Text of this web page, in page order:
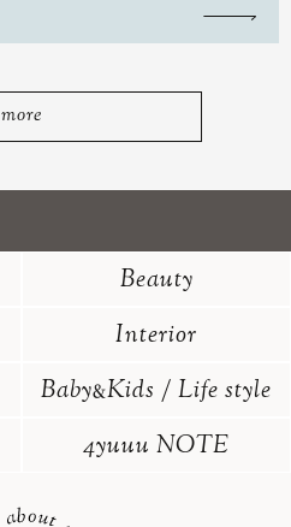
more
Beauty
Interior
Baby&Kids / Life style
4yuuu NOTE